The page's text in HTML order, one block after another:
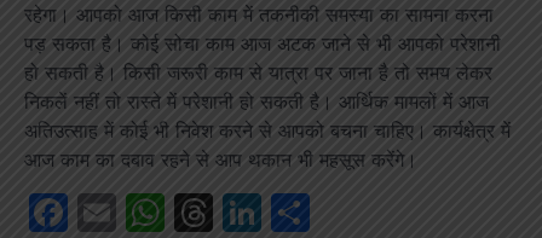
रहेगा। आपको आज किसी काम में तकनीकी समस्या का सामना करना
पड़ सकता है। कोई सोचा काम आज अटक जाने से भी आपको परेशानी
हो सकती है। किसी जरूरी काम से यात्रा पर जाना है तो समय लेकर
निकलें नहीं तो रास्ते में परेशानी हो सकती है। आर्थिक मामलों में आज
अतिउत्साह में कोई भी निवेश करने से आपको बचना चाहिए। कार्यक्षेत्र में
आज काम का दबाव रहने से आप थकान भी महसूस करेंगे।
Facebook
EmailWhatsApp
Threads
LinkedIn